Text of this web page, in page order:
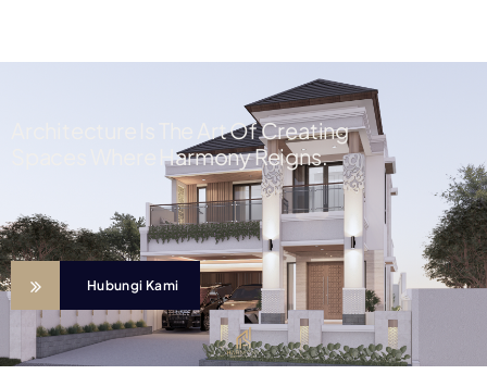
Architecture Is The Art Of Creating
Spaces Where Harmony Reigns.
Hubungi Kami